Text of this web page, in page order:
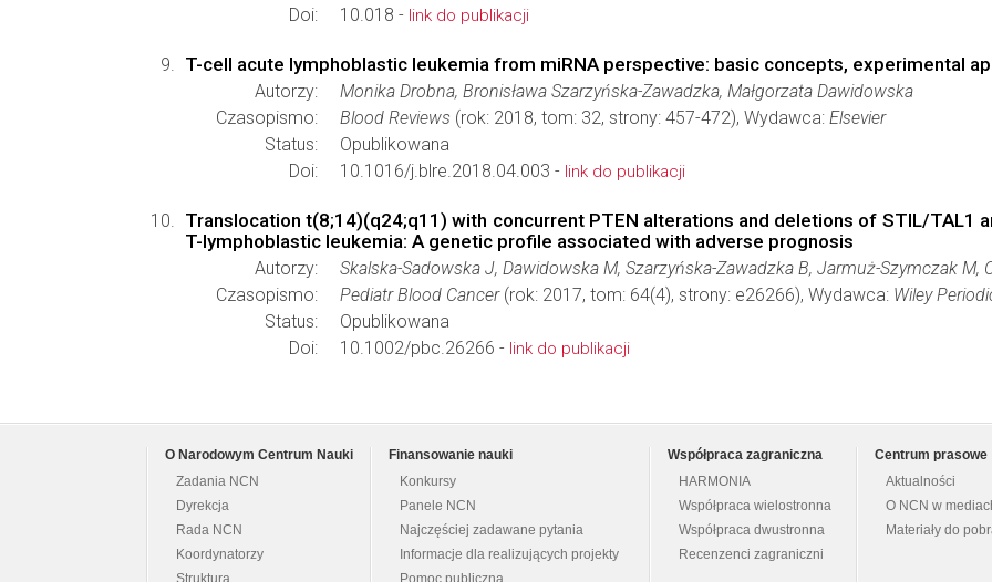
Doi:
10.018 - link do publikacji
T-cell acute lymphoblastic leukemia from miRNA perspective: basic concepts, experimental
Autorzy:
Monika Drobna, Bronisława Szarzyńska-Zawadzka, Małgorzata Dawidowska
Czasopismo:
Blood Reviews (rok: 2018, tom: 32, strony: 457-472), Wydawca: Elsevier
Status:
Opublikowana
Doi:
10.1016/j.blre.2018.04.003 - link do publikacji
Translocation t(8;14)(q24;q11) with concurrent PTEN alterations and deletions of STIL/TAL1
T-lymphoblastic leukemia: A genetic profile associated with adverse prognosis
Autorzy:
Skalska-Sadowska J, Dawidowska M, Szarzyńska-Zawadzka B, Jarmuż-Szymczak M,
Czasopismo:
Pediatr Blood Cancer(rok: 2017, tom: 64(4), strony: e26266), Wydawca: Wiley
Status:
Opublikowana
Doi:
10.1002/pbc.26266 - link do publikacji
O Narodowym Centrum Nauki
Zadania NCN
Dyrekcja
Rada NCN
Koordynatorzy
Struktura
Finansowanie nauki
Konkursy
Panele NCN
Najczęściej zadawane pytania
Informacje dla realizujących projekty
Pomoc publiczna
Współpraca zagraniczna
HARMONIA
Współpraca wielostronna
Współpraca dwustronna
Recenzenci zagraniczni
Centrum prasowe
Aktualności
O NCN w
Materiały do